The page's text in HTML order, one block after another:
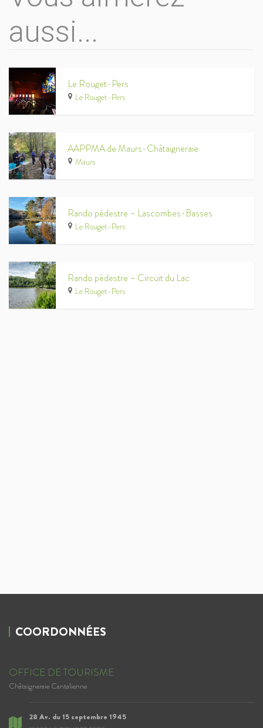
aussi...
Le Rouget-Pers
Le Rouget-Pers
AAPPMA de Maurs-Châtaigneraie
Maurs
Rando pédestre – Lascombes-Basses
Le Rouget-Pers
Rando pédestre – Circuit du Lac
Le Rouget-Pers
COORDONNÉES
OFFICE DE TOURISME
Châtaigneraie Cantalienne
28 Av. du 15 septembre 1945